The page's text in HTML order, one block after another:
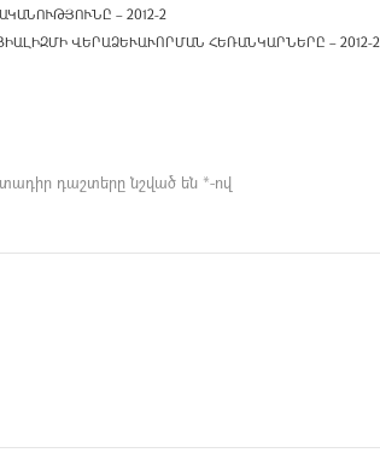
– 2012-2
ՎԵՐԱՁԵՒԱՒՈՐՄԱՆ ՀԵՌԱՆԿԱՐՆԵՐԸ – 2012-2
դաշտերը նշված են *-ով